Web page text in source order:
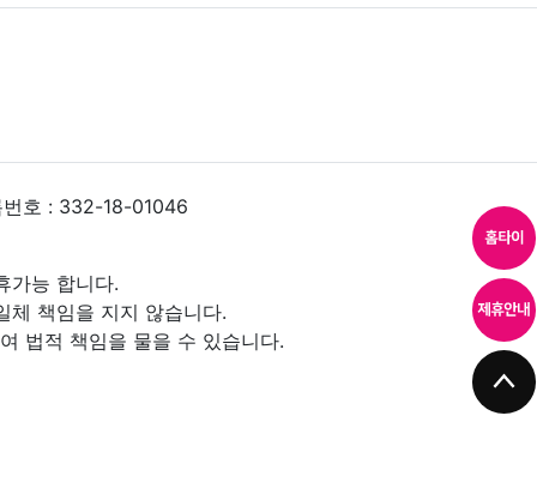
번호 : 332-18-01046
가능 합니다.
체 책임을 지지 않습니다.
법적 책임을 물을 수 있습니다.